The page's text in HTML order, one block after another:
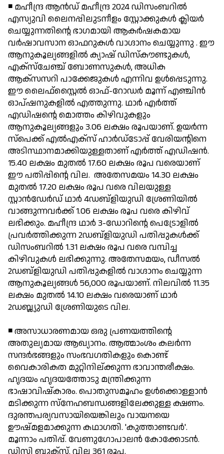
◾ മഹീന്ദ്ര ആന്‍ഡ് മഹീന്ദ്ര 2024 ഡിസംബറില്‍
എസ്യുവി ലൈനപ്പിലുടനീളം സ്റ്റോക്കുകള്‍ ക്ലിയര്‍
ചെയ്യുന്നതിന്റെ ഭാഗമായി ആകര്‍ഷകമായ
വര്‍ഷാവസാന ഓഫറുകള്‍ വാഗ്ദാനം ചെയ്യുന്നു . ഈ
ആനുകൂല്യങ്ങളില്‍ ക്യാഷ് ഡിസ്‌കൗണ്ടുകള്‍,
എക്‌സ്‌ചേഞ്ച് ബോണസുകള്‍, അധിക
ആക്‌സസറി പാക്കേജുകള്‍ എന്നിവ ഉള്‍പ്പെടുന്നു.
ഈ ലൈഫ്‌സ്റ്റൈല്‍ ഓഫ്-റോഡര്‍ മൂന്ന് എഞ്ചിന്‍
ഓപ്ഷനുകളില്‍ എത്തുന്നു. ഥാര്‍ എര്‍ത്ത്
എഡിഷന്റെ മൊത്തം കിഴിവുകളും
ആനുകൂല്യങ്ങളും 3.06 ലക്ഷം രൂപയാണ്. ഉയര്‍ന്ന
സ്‌പെക്ക് എല്‍എക്‌സ് ഹാര്‍ഡ്‌ടോപ്പ് വേരിയന്റിനെ
അടിസ്ഥാനമാക്കിയുള്ളതാണ് എര്‍ത്ത് എഡിഷന്‍.
15.40 ലക്ഷം മുതല്‍ 17.60 ലക്ഷം രൂപ വരെയാണ്
ഈ പതിപ്പിന്റെ വില. അതേസമയം 14.30 ലക്ഷം
മുതല്‍ 17.20 ലക്ഷം രൂപ വരെ വിലയുള്ള
സ്റ്റാന്‍ഡേര്‍ഡ് ഥാര്‍ 4ഡബ്ളിയുഡി ശ്രേണിയില്‍
വാങ്ങുന്നവര്‍ക്ക് 1.06 ലക്ഷം രൂപ വരെ കിഴിവ്
ലഭിക്കും. മഹീന്ദ്ര ഥാര്‍ 3-ഡോറിന്റെ പെട്രോളില്‍
പ്രവര്‍ത്തിക്കുന്ന 2ഡബ്ളിയുഡി പതിപ്പുകള്‍ക്ക്
ഡിസംബറില്‍ 1.31 ലക്ഷം രൂപ വരെ വമ്പിച്ച
കിഴിവുകള്‍ ലഭിക്കുന്നു. അതേസമയം, ഡീസല്‍
2ഡബ്ളിയുഡി പതിപ്പുകളില്‍ വാഗ്ദാനം ചെയ്യുന്ന
ആനുകൂല്യങ്ങള്‍ 56,000 രൂപയാണ്. നിലവില്‍ 11.35
ലക്ഷം മുതല്‍ 14.10 ലക്ഷം വരെയാണ് ഥാര്‍
2ഡബ്ല്യുഡി ശ്രേണിയുടെ വില.
◾ അസാധാരണമായ ഒരു പ്രണയത്തിന്റെ
അതുല്യമായ ആഖ്യാനം. ആത്മാംശം കലര്‍ന്ന
സന്ദര്‍ഭങ്ങളും സംഭവഗതികളും കൊണ്ട്
വൈകാരികത മുറ്റിനില്ക്കുന്ന ഭാവാന്തരീക്ഷം.
ഹൃദയം ഹൃദയത്തോടു മന്ത്രിക്കുന്ന
ഭാഷാവിഷ്‌കാരം. പൊതുസമൂഹം ഉള്‍ക്കൊള്ളാന്‍
മടിക്കുന്ന സ്നേഹബന്ധങ്ങളിലേക്കുള്ള ക്ഷണം.
ദുരന്തപര്യവസായിയെങ്കിലും വായനയെ
ഊഷ്മളമാക്കുന്ന കഥാഗതി. 'കുത്താണ്ടവര്‍'.
മൂന്നാം പതിപ്പ്. വേണുഗോപാലന്‍ കോക്കോടന്‍.
ഡിസി ബുക്സ്. വില 361 രൂപ.